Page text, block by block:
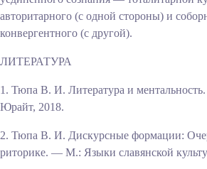
авторитарного (с одной стороны) и
конвергентного (с другой).
ЛИТЕРАТУРА
1. Тюпа В. И. Литература и
Юрайт, 2018.
2. Тюпа В. И. Дискурсные формации:
риторике. — М.: Языки славянской